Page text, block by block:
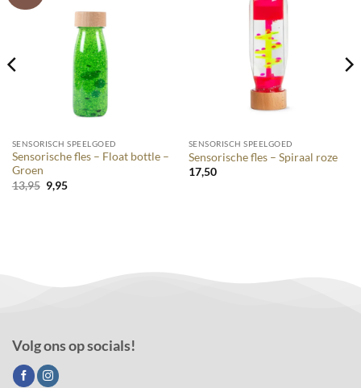
SENSORISCH SPEELGOED
Sensorische fles – Float bottle –
Groen
13,95 Oorspronkelijke
prijs
9,95Huidige
SENSORISCH SPEELGOED
Sensorische fles – Spiraal roze
17,50
Volg ons op socials!